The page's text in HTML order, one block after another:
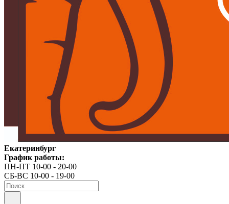
Екатеринбург
График работы:
ПН-ПТ 10-00 - 20-00
СБ-ВС 10-00 - 19-00